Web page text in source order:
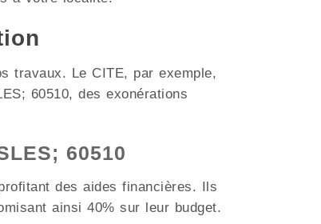
travaux. Le CITE, par exemple,
60510, des exonérations
60510
des aides financières. Ils
ainsi 40% sur leur budget.